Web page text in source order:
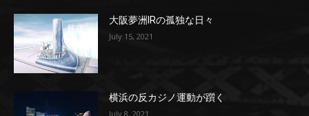
大阪夢洲IRの孤独な日々
July 15, 2021
横浜の反カジノ運動が躓く
July 8, 2021